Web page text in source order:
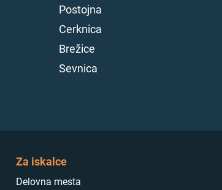
Postojna
Cerknica
Brežice
Sevnica
Za iskalce
Delovna mesta